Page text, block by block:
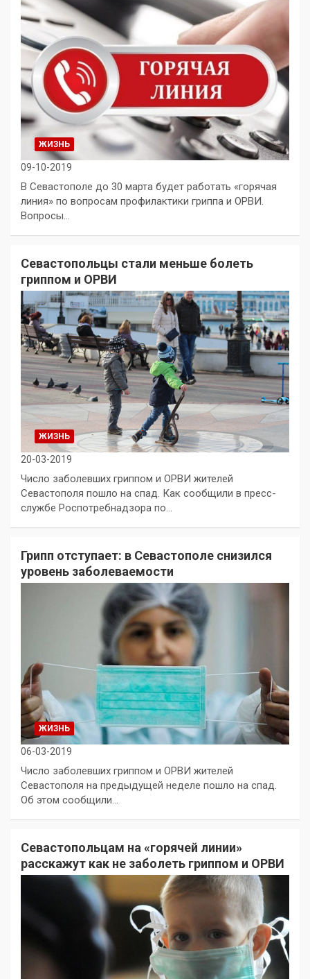
ЖИЗНЬ
09-10-2019
В Севастополе до 30 марта будет работать «горячая
линия» по вопросам профилактики гриппа и ОРВИ.
Вопросы…
Севастопольцы стали меньше болеть
гриппом и ОРВИ
ЖИЗНЬ
20-03-2019
Число заболевших гриппом и ОРВИ жителей
Севастополя пошло на спад. Как сообщили в пресс-
службе Роспотребнадзора по…
Грипп отступает: в Севастополе снизился
уровень заболеваемости
ЖИЗНЬ
06-03-2019
Число заболевших гриппом и ОРВИ жителей
Севастополя на предыдущей неделе пошло на спад.
Об этом сообщили…
Севастопольцам на «горячей линии»
расскажут как не заболеть гриппом и ОРВИ